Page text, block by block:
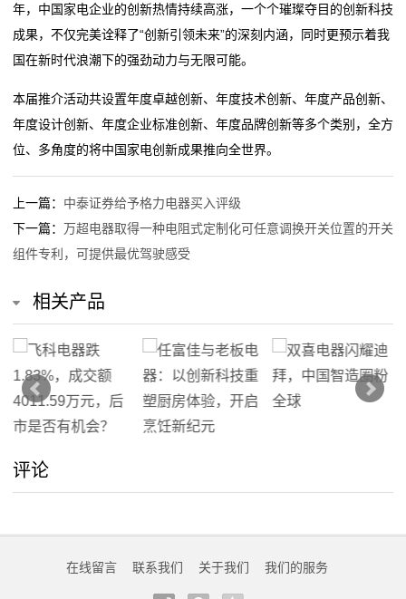
年，中国家电企业的创新热情持续高涨，一个个璀璨夺目的创新科技
成果，不仅完美诠释了“创新引领未来”的深刻内涵，同时更预示着我
国在新时代浪潮下的强劲动力与无限可能。
本届推介活动共设置年度卓越创新、年度技术创新、年度产品创新、
年度设计创新、年度企业标准创新、年度品牌创新等多个类别，全方
位、多角度的将中国家电创新成果推向全世界。
上一篇： 中泰证券给予格力电器买入评级
下一篇： 万超电器取得一种电阻式定制化可任意调换开关位置的开关
组件专利，可提供最优驾驶感受
相关产品
评论
在线留言 联系我们 关于我们 我们的服务